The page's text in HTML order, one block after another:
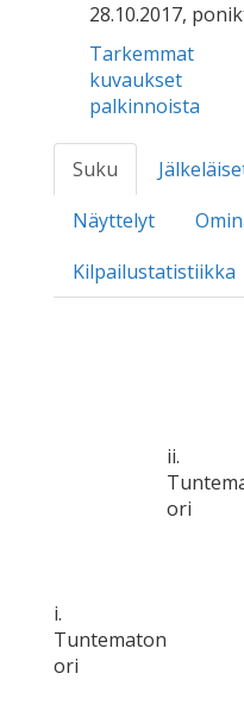
28.10.2017,
Tarkemmat
kuvaukset
palkinnoista
Suku
Näyttelyt
Kilpailustatistiikka
i.
Tuntematon
ori
ii.
ori